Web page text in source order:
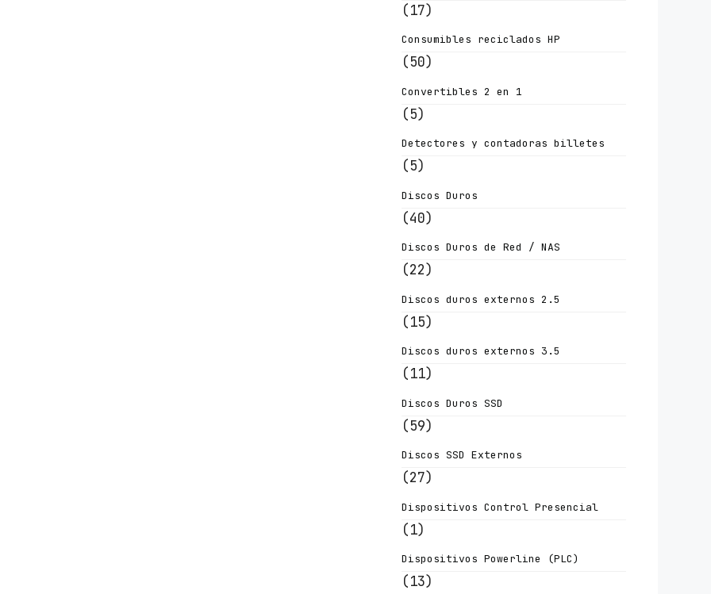
(17)
Consumibles reciclados HP
(50)
Convertibles 2 en 1
(5)
Detectores y contadoras billetes
(5)
Discos Duros
(40)
Discos Duros de Red / NAS
(22)
Discos duros externos 2.5
(15)
Discos duros externos 3.5
(11)
Discos Duros SSD
(59)
Discos SSD Externos
(27)
Dispositivos Control Presencial
(1)
Dispositivos Powerline (PLC)
(13)